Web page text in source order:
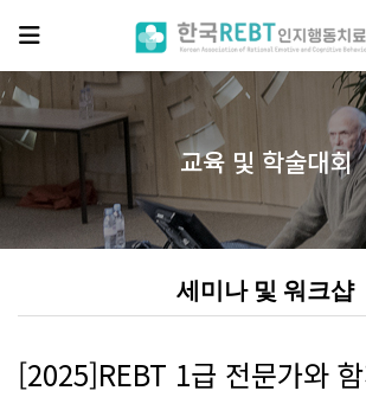
교육 및 학술대회
세미나 및 워크샵
[2025]REBT 1급 전문가와